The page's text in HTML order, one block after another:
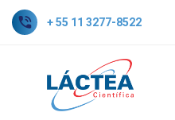
+ 55 11 3277-8522